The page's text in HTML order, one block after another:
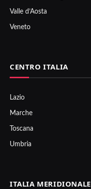
Valle d’Aosta
Veneto
CENTRO ITALIA
Lazio
Marche
Toscana
Umbria
ITALIA MERIDIONALE